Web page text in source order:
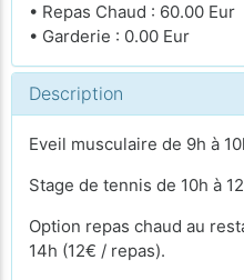
• Repas Chaud : 60.00 Eur
• Garderie : 0.00 Eur
Description
Eveil musculaire de 9h à
Stage de tennis de 10h à
Option repas chaud au
14h (12€ / repas).